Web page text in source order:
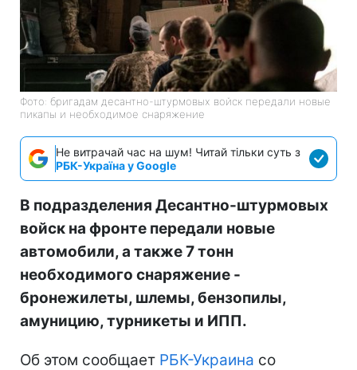
Фото: бригадам десантно-штурмовых войск передали новые
пикапы и необходимое снаряжение
Не витрачай час на шум! Читай тільки суть з
РБК-Україна у Google
В подразделения Десантно-штурмовых
войск на фронте передали новые
автомобили, а также 7 тонн
необходимого снаряжение -
бронежилеты, шлемы, бензопилы,
амуницию, турникеты и ИПП.
Об этом сообщает РБК-Украина со